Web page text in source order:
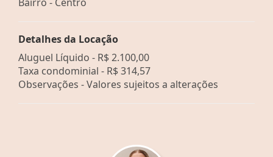
Detalhes da Locação
Aluguel Líquido - R$ 2.100,00
Taxa condominial - R$ 314,57
Observações - Valores sujeitos a alterações